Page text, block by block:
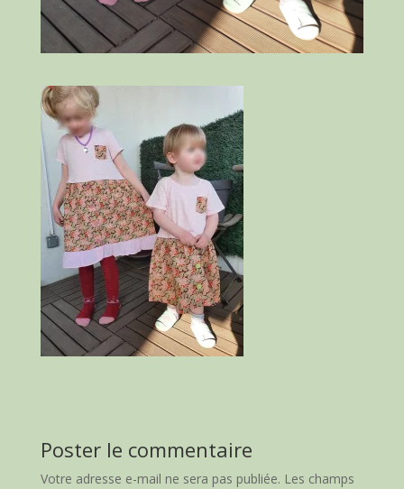
Poster le commentaire
Votre adresse e-mail ne sera pas publiée. Les champs